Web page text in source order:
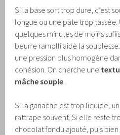
Si la base sort trop dure, c’est
longue ou une pâte trop tassée.
quelques minutes de moins
beurre ramolli aide la
une pression plus homogène
cohésion. On cherche une
mâche souple
Si la ganache est trop liquide,
rattrape souvent. Si elle reste
chocolat fondu ajouté, puis